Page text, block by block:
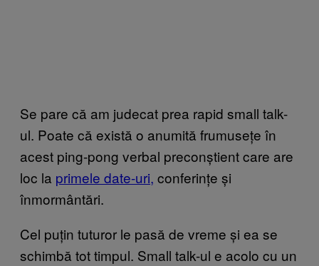
Se pare că am judecat prea rapid small talk-
ul. Poate că există o anumită frumusețe în
acest ping-pong verbal preconștient care are
loc la primele date-uri, conferințe și
înmormântări.
Cel puțin tuturor le pasă de vreme și ea se
schimbă tot timpul. Small talk-ul e acolo cu un